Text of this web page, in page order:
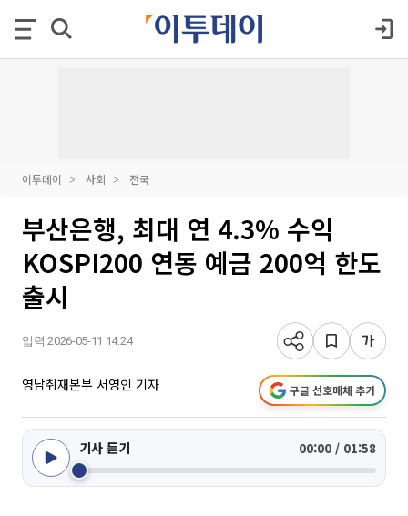
이투데이 사회 전국
부산은행, 최대 연 4.3% 수익
KOSPI200 연동 예금 200억 한도
출시
입력 2026-05-11 14:24
영남취재본부 서영인 기자 구글 선호매체 추가
기사 듣기 00:00 / 01:58